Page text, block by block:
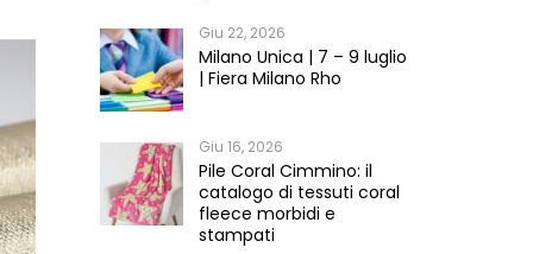
Giu 22, 2026
Milano Unica | 7 – 9 luglio
| Fiera Milano Rho
Giu 16, 2026
Pile Coral Cimmino: il
catalogo di tessuti coral
fleece morbidi e
stampati